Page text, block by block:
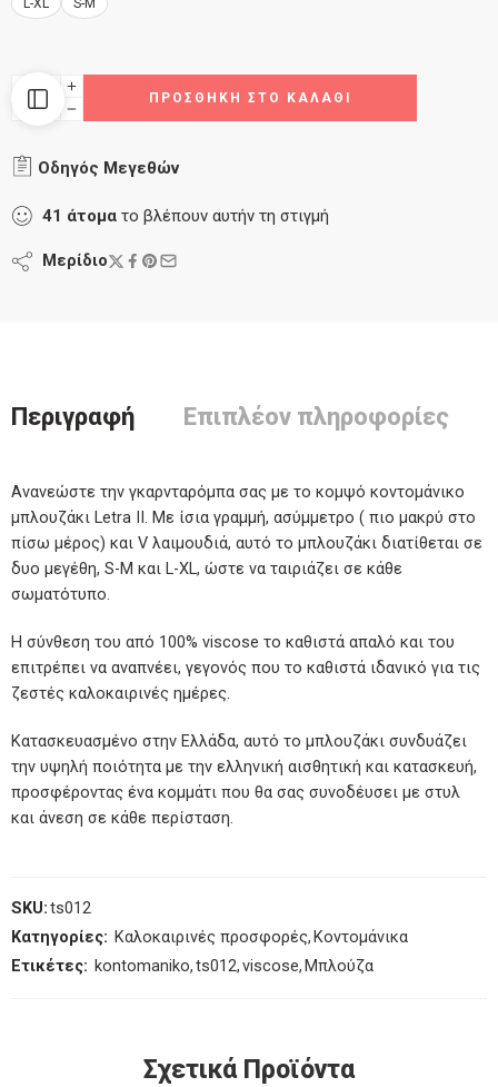
ΠΡΟΣΘΉΚΗ ΣΤΟ ΚΑΛΆΘΙ
Οδηγός Μεγεθών
41 άτομα το βλέπουν αυτήν τη στιγμή
Μερίδιο
Περιγραφή Επιπλέον πληροφορίες
Ανανεώστε την γκαρνταρόμπα σας με το κομψό κοντομάνικο
μπλουζάκι Letra II. Με ίσια γραμμή, ασύμμετρο ( πιο μακρύ στο
πίσω μέρος) και V λαιμουδιά, αυτό το μπλουζάκι διατίθεται σε
δυο μεγέθη, S-M και L-XL, ώστε να ταιριάζει σε κάθε
σωματότυπο.
Η σύνθεση του από 100% viscose το καθιστά απαλό και του
επιτρέπει να αναπνέει, γεγονός που το καθιστά ιδανικό για τις
ζεστές καλοκαιρινές ημέρες.
Κατασκευασμένο στην Ελλάδα, αυτό το μπλουζάκι συνδυάζει
την υψηλή ποιότητα με την ελληνική αισθητική και κατασκευή,
προσφέροντας ένα κομμάτι που θα σας συνοδέυσει με στυλ
και άνεση σε κάθε περίσταση.
SKU:ts012
Κατηγορίες: Καλοκαιρινές προσφορές, Κοντομάνικα
Ετικέτες: kontomaniko,ts012,viscose, Μπλούζα
Σχετικά Προϊόντα